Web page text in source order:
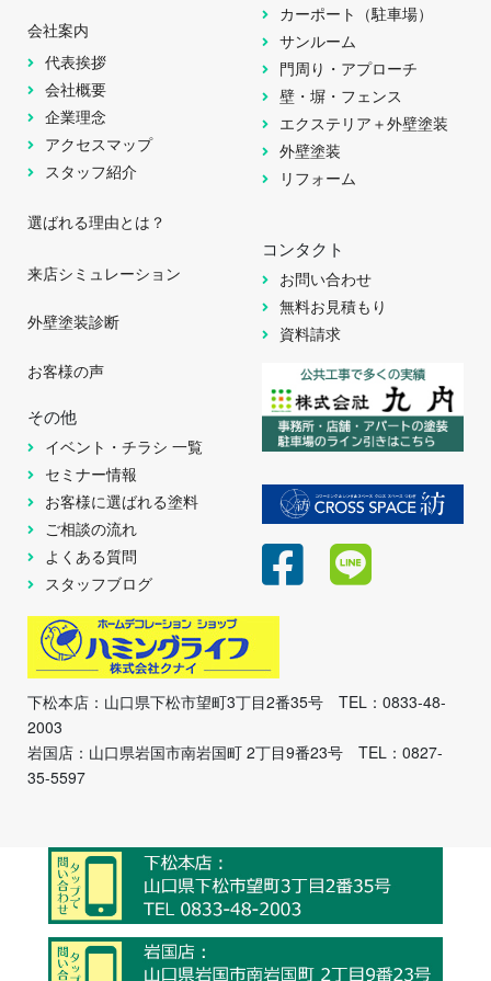
会社案内
代表挨拶
会社概要
企業理念
アクセスマップ
スタッフ紹介
選ばれる理由とは？
カーポート（駐車場）
サンルーム
門周り・アプローチ
壁・塀・フェンス
エクステリア＋外壁塗装
外壁塗装
リフォーム
来店シミュレーション
外壁塗装診断
お客様の声
その他
イベント・チラシ 一覧
セミナー情報
お客様に選ばれる塗料
ご相談の流れ
よくある質問
スタッフブログ
コンタクト
お問い合わせ
無料お見積もり
資料請求
下松本店：山口県下松市望町3丁目2番35号 TEL：0833-48-
2003
岩国店：山口県岩国市南岩国町 2丁目9番23号 TEL：0827-
35-5597